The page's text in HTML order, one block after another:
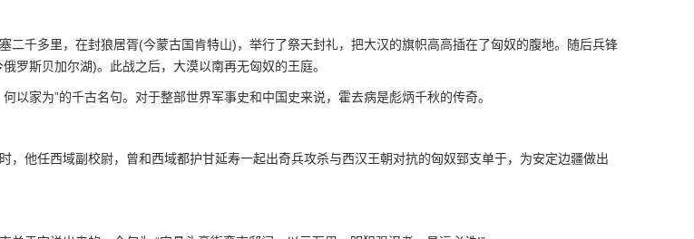
千多里，在封狼居胥(今蒙古国肯特山)，举行了祭天封礼，把大汉的旗帜高高插在了匈奴的腹地。随后兵锋
罗斯贝加尔湖)。此战之后，大漠以南再无匈奴的王庭。
家为”的千古名句。对于整部世界军事史和中国史来说，霍去病是彪炳千秋的传奇。
他任西域副校尉，曾和西域都护甘延寿一起出奇兵攻杀与西汉王朝对抗的匈奴郅支单于，为安定边疆做出